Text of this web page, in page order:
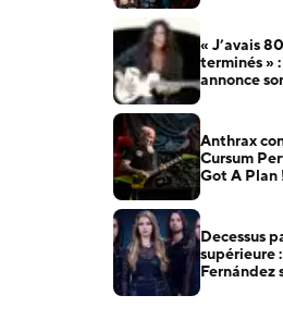
« J’avais
terminés »
annonce
Anthrax
Cursum
Got A Plan
Decessus
supérieure
Fernández